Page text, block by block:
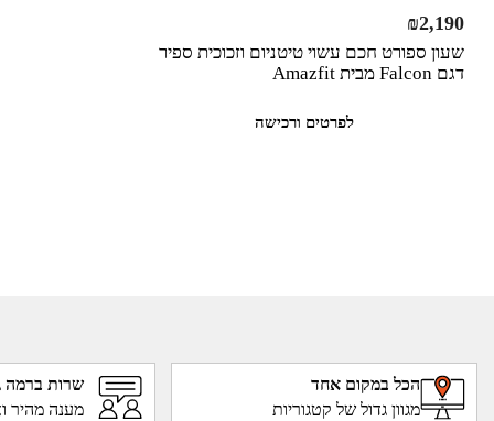
שעון ספורט חכם עשוי טיטניום וזכוכית ספיר
דגם Falcon מבית Amazfit
₪2,190
לפרטים ורכישה
הכל במקום אחד
מגוון גדול של קטגוריות
שרות ברמה
מענה מהיר